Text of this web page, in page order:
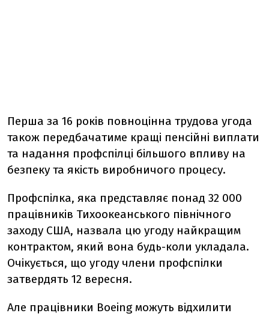
Перша за 16 років повноцінна трудова угода
також передбачатиме кращі пенсійні виплати
та надання профспілці більшого впливу на
безпеку та якість виробничого процесу.
Профспілка, яка представляє понад 32 000
працівників Тихоокеанського північного
заходу США, назвала цю угоду найкращим
контрактом, який вона будь-коли укладала.
Очікується, що угоду члени профспілки
затвердять 12 вересня.
Але працівники Boeing можуть відхилити